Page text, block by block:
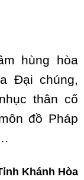
hùng hòa
Đại chúng,
thân cố
đồ Pháp
Khánh Hòa